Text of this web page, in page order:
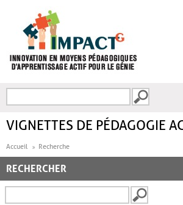
FORMULAIRE DE
VIGNETTES DE PÉDAGOGIE
Accueil Recherche
RECHERCHER